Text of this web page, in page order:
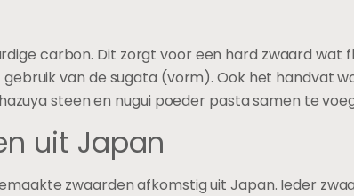
carbon. Dit zorgt voor een hard zwaard wat
van de sugata (vorm). Ook het handvat
steen en nugui poeder pasta samen te
uit Japan
zwaarden afkomstig uit Japan. Ieder